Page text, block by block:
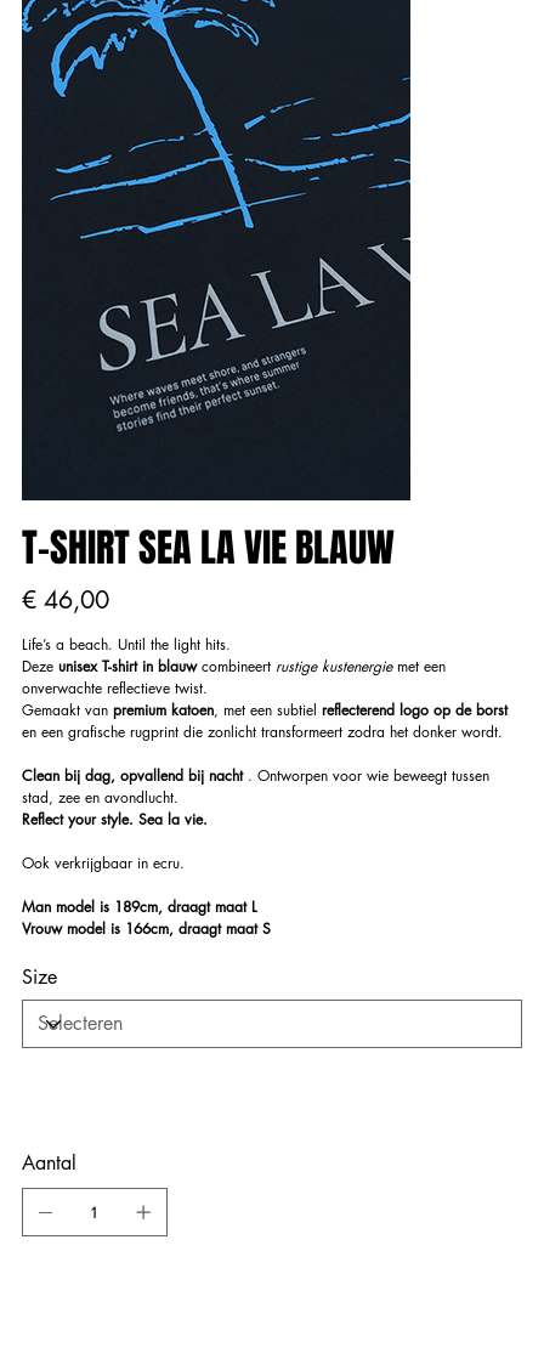
T-SHIRT SEA LA VIE BLAUW
Prijs
€ 46,00
Life’s a beach. Until the light hits.
Deze unisex T-shirt in blauwcombineert rustige kustenergiemet een
onverwachte reflectieve twist.
Gemaakt van premium katoen, met een subtiel reflecterend logo op de borst
en een grafische rugprint die zonlicht transformeert zodra het donker wordt.
Clean bij dag, opvallend bij nacht. Ontworpen voor wie beweegt tussen
stad, zee en avondlucht.
Reflect your style. Sea la vie.
Ook verkrijgbaar in ecru.
Man model is 189cm, draagt maat L
Vrouw model is 166cm, draagt maat S
Size
Aantal